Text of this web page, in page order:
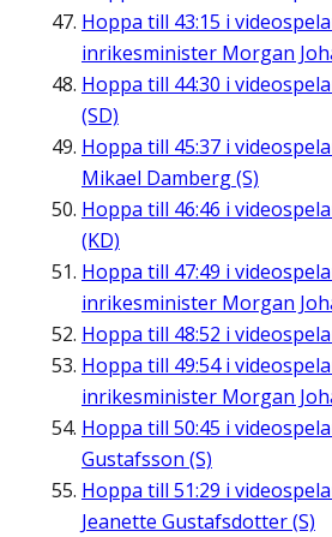
Hoppa till 43:15 i
inrikesminister Morgan
Hoppa till 44:30 i
(SD)
Hoppa till 45:37 i
Mikael Damberg (S)
Hoppa till 46:46 i
(KD)
Hoppa till 47:49 i
inrikesminister Morgan
Hoppa till 48:52 i
Hoppa till 49:54i
inrikesminister Morgan
Hoppa till 50:45 i
Gustafsson (S)
Hoppa till 51:29 i
Jeanette Gustafsdotter (S)